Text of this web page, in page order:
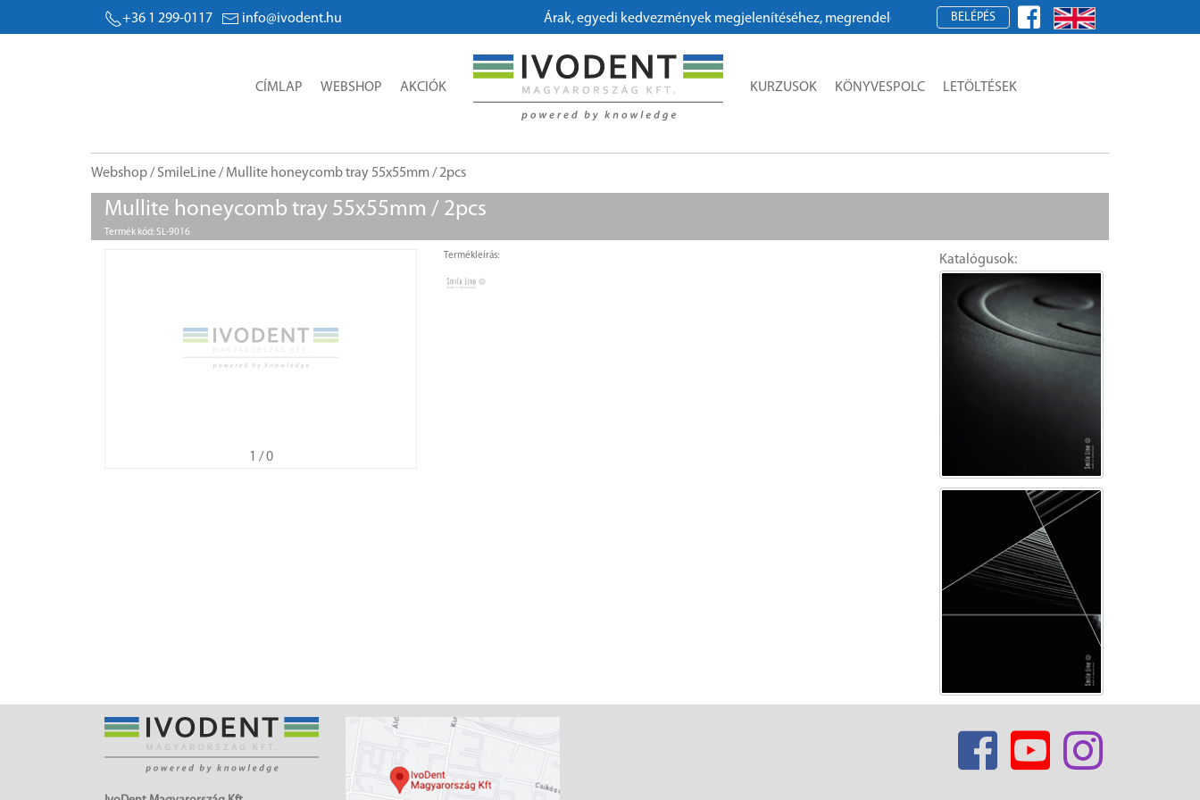
+36 1 299-0117 info@ivodent.hu Árak, egyedi kedvezmények megjelenítéséhez, megrendeléshez kérjük, regisztráljon!
BELÉPÉS
CÍMLAP WEBSHOP AKCIÓK KURZUSOK KÖNYVESPOLC LETÖLTÉSEK
Webshop/ SmileLine/ Mullite honeycomb tray 55x55mm / 2pcs
Mullite honeycomb tray 55x55mm / 2pcs
Termék kód: SL-9016
1 / 0
Termékleírás: Katalógusok: